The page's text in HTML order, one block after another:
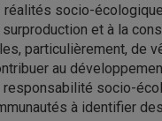
réalités socio-
et à la
particulièrement, de
au
responsabilité socio-
à identifier